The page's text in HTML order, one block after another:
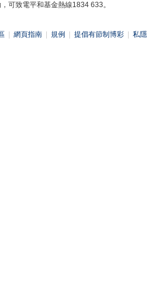
可致電平和基金熱線1834 633。
網頁指南 規例 提倡有節制博彩 私